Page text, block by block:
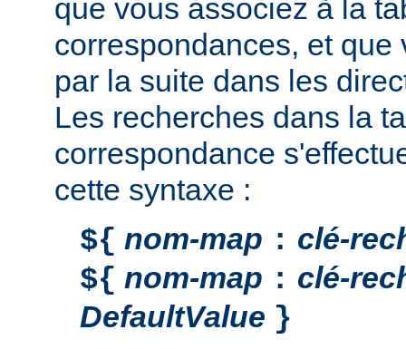
que vous associez à la
correspondances, et
par la suite dans les
Les recherches dans la
correspondance
cette syntaxe :
${ nom-map : clé-
${ nom-map : clé-
DefaultValue }